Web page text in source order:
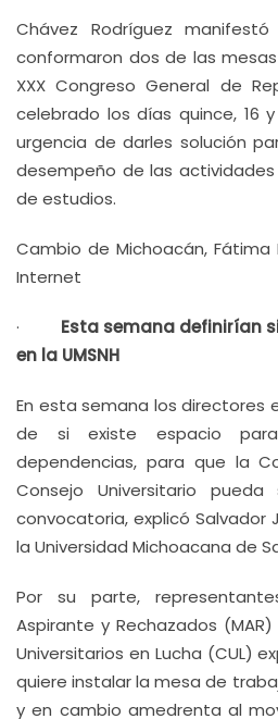
Chávez Rodríguez
conformaron dos de las
XXX Congreso General de
celebrado los días quince, 16
urgencia de darles solución
desempeño de las
de estudios.
Cambio de Michoacán, Fátima
Internet
· Esta semana definirían
en la UMSNH
En esta semana los directores
de si existe espacio
dependencias, para que la
Consejo Universitario
convocatoria, explicó Salvador
la Universidad Michoacana de
Por su parte,
Aspirante y Rechazados
Universitarios en Lucha (CUL)
quiere instalar la mesa de
y en cambio amedrenta al